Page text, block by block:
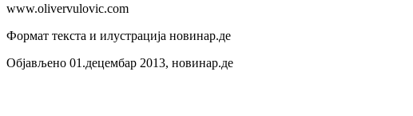
www.olivervulovic.com
Формат текста и илустрација новинар.де
Објављено 01.децембар 2013, новинар.де